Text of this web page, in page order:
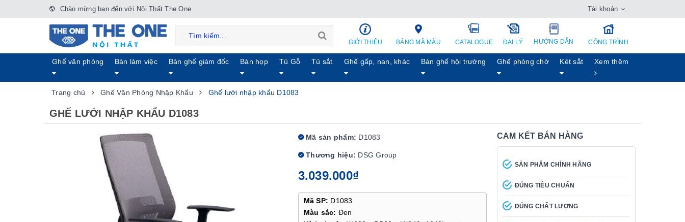
Chào mừng bạn đến với Nội Thất The One Tài khoản
GIỚI THIỆU BẢNG MÃ MÀU CATALOGUE ĐẠI LÝ HƯỚNG DẪN CÔNG TRÌNH
Ghế văn phòng Bàn làm việc Bàn ghế giám đốc Bàn họp Tủ Gỗ Tủ sắt Ghế gấp, nan, khác Bàn ghế hội trường Ghế phòng chờ Két sẳt Xem thêm
Trang chủ Ghế Văn Phòng Nhập Khẩu Ghế lưới nhập khẩu D1083
GHẾ LƯỚI NHẬP KHẨU D1083
Mã sản phẩm: D1083
Thương hiệu: DSG Group
3.039.000₫
Mã SP: D1083
Màu sắc: Đen
CAM KẾT BÁN HÀNG
SẢN PHẨM CHÍNH HÃNG
ĐÚNG TIÊU CHUẨN
ĐÚNG CHẤT LƯỢNG